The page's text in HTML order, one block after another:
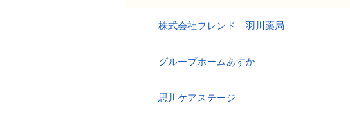
株式会社フレンド 羽川薬局
グループホームあすか
思川ケアステージ